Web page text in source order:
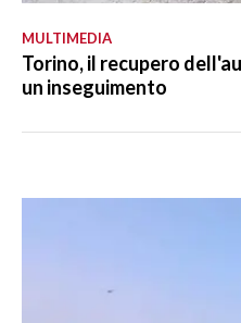
MULTIMEDIA
Torino, il recupero
un inseguimento